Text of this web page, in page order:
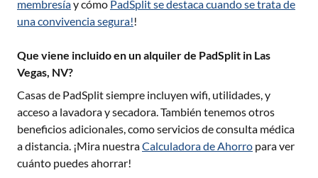
membresíay cómo PadSplit se destaca cuando se trata de
una convivencia segura!!
Que viene incluido en un alquiler de PadSplit in Las
Vegas, NV?
Casas de PadSplit siempre incluyen wifi, utilidades, y
acceso a lavadora y secadora. También tenemos otros
beneficios adicionales, como servicios de consulta médica
a distancia. ¡Mira nuestraCalculadora de Ahorro para ver
cuánto puedes ahorrar!